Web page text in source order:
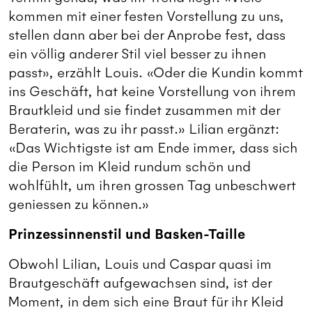
kommen mit einer festen Vorstellung zu uns,
stellen dann aber bei der Anprobe fest, dass
ein völlig anderer Stil viel besser zu ihnen
passt», erzählt Louis. «Oder die Kundin kommt
ins Geschäft, hat keine Vorstellung von ihrem
Brautkleid und sie findet zusammen mit der
Beraterin, was zu ihr passt.» Lilian ergänzt:
«Das Wichtigste ist am Ende immer, dass sich
die Person im Kleid rundum schön und
wohlfühlt, um ihren grossen Tag unbeschwert
geniessen zu können.»
Prinzessinnenstil und Basken-Taille
Obwohl Lilian, Louis und Caspar quasi im
Brautgeschäft aufgewachsen sind, ist der
Moment, in dem sich eine Braut für ihr Kleid